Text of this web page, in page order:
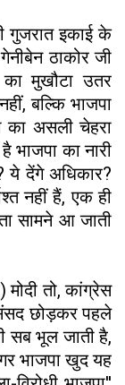
गुजरात इकाई के
ठाकोर जी
मुखौटा उतर
बल्कि भाजपा
का असली चेहरा
भाजपा का नारी
देंगे अधिकार?
नहीं हैं, एक ही
सामने आ जाती
तो, कांग्रेस
छोड़कर पहले
सब भूल जाती है,
भाजपा खुद यह